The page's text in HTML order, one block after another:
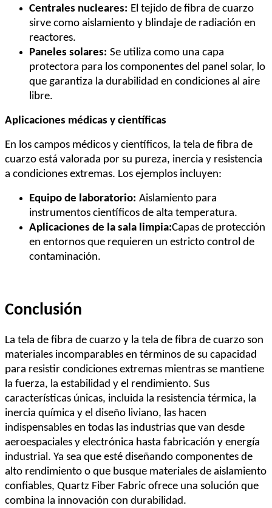
Centrales nucleares: El tejido de fibra de cuarzo
sirve como aislamiento y blindaje de radiación en
reactores.
Paneles solares: Se utiliza como una capa
protectora para los componentes del panel solar, lo
que garantiza la durabilidad en condiciones al aire
libre.
Aplicaciones médicas y científicas
En los campos médicos y científicos, la tela de fibra de
cuarzo está valorada por su pureza, inercia y resistencia
a condiciones extremas. Los ejemplos incluyen:
Equipo de laboratorio: Aislamiento para
instrumentos científicos de alta temperatura.
Aplicaciones de la sala limpia:Capas de protección
en entornos que requieren un estricto control de
contaminación.
Conclusión
La tela de fibra de cuarzo y la tela de fibra de cuarzo son
materiales incomparables en términos de su capacidad
para resistir condiciones extremas mientras se mantiene
la fuerza, la estabilidad y el rendimiento. Sus
características únicas, incluida la resistencia térmica, la
inercia química y el diseño liviano, las hacen
indispensables en todas las industrias que van desde
aeroespaciales y electrónica hasta fabricación y energía
industrial. Ya sea que esté diseñando componentes de
alto rendimiento o que busque materiales de aislamiento
confiables, Quartz Fiber Fabric ofrece una solución que
combina la innovación con durabilidad.